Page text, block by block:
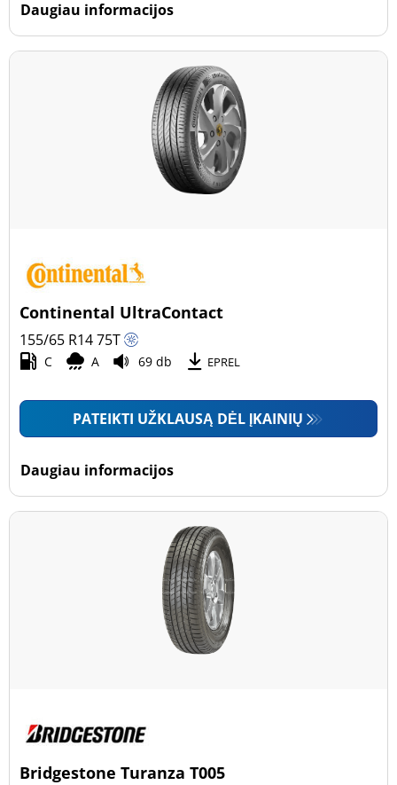
Daugiau informacijos
Continental UltraContact
155/65 R1475T
C A 69 db EPREL
PATEIKTI UŽKLAUSĄ DĖL ĮKAINIŲ
Daugiau informacijos
Bridgestone Turanza T005